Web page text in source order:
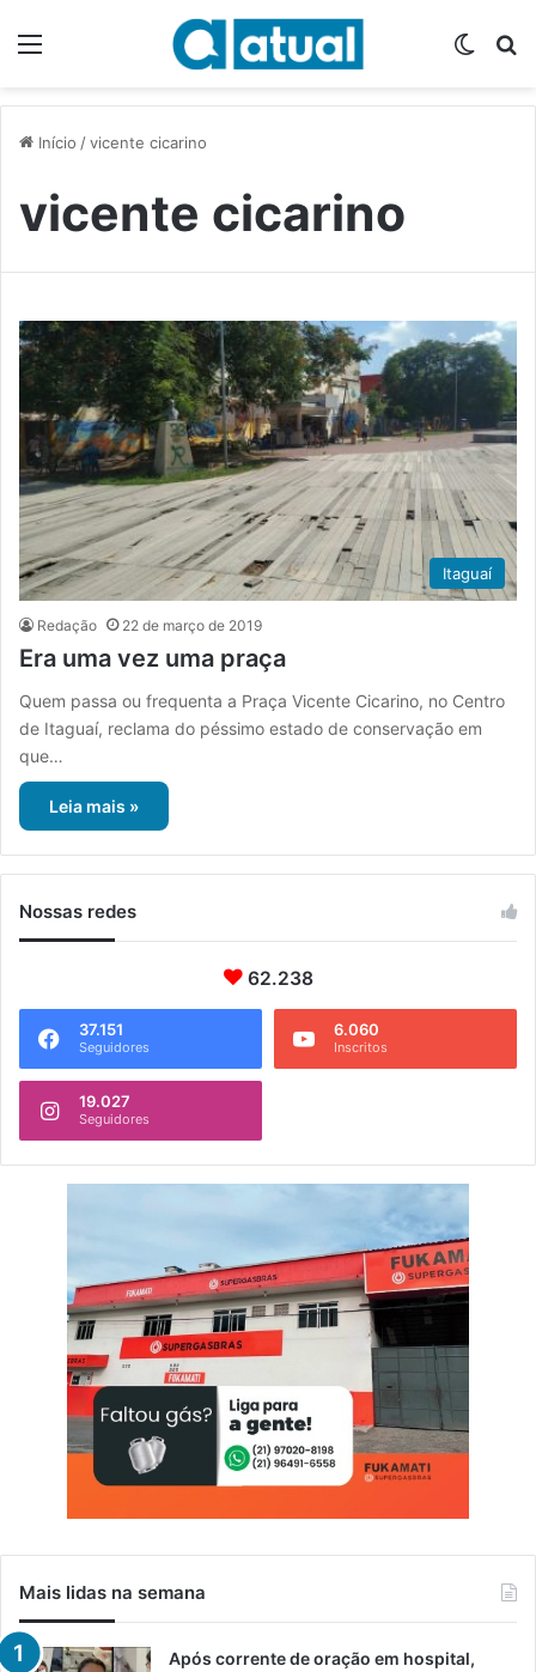
Início /vicente cicarino
vicente cicarino
Itaguaí
Redação 22 de março de 2019
Era uma vez uma praça
Quem passa ou frequenta a Praça Vicente Cicarino, no Centro
de Itaguaí, reclama do péssimo estado de conservação em
que…
Leia mais »
Nossas redes
62.238
37.151
Seguidores
6.060
Inscritos
19.027
Seguidores
Mais lidas na semana
Após corrente de oração em hospital,